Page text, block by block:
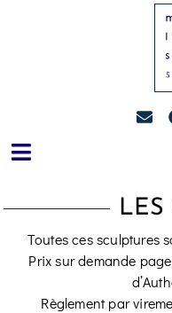
Toutes ces sculptures
Prix sur demande
Règlement par